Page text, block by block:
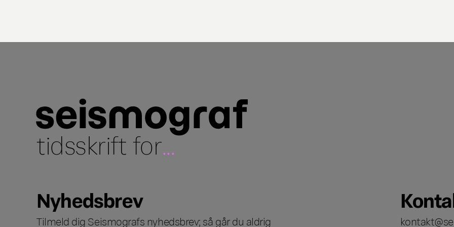
tidsskrift for...
Nyhedsbrev
Tilmeld dig Seismografs nyhedsbrev; så går du aldrig